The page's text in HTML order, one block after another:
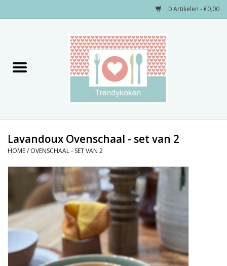
0 Artikelen - €0,00
Decoratie
Kids only
Alles zien
Lavandoux Ovenschaal - set van 2
HOME/ OVENSCHAAL - SET VAN 2